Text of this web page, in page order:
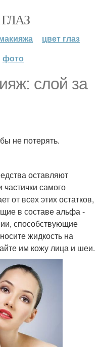
цвет глаз
фото
слой за
не потерять.
оставляют
самого
от всех этих остатков,
в составе альфа -
способствующие
жидкость на
им кожу лица и шеи.